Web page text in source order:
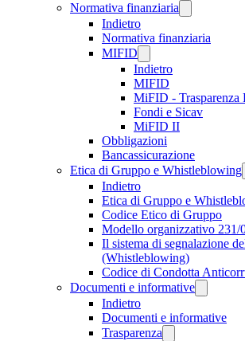
Normativa finanziaria
Indietro
Normativa finanziaria
MIFID
Indietro
MIFID
MiFID - Trasparenza
Fondi e Sicav
MiFID II
Obbligazioni
Bancassicurazione
Etica di Gruppo e Whistleblowing
Indietro
Etica di Gruppo e
Codice Etico di Gruppo
Modello organizzativo 231/
Il sistema di segnalazione
(Whistleblowing)
Codice di Condotta
Documenti e informative
Indietro
Documenti e informative
Trasparenza